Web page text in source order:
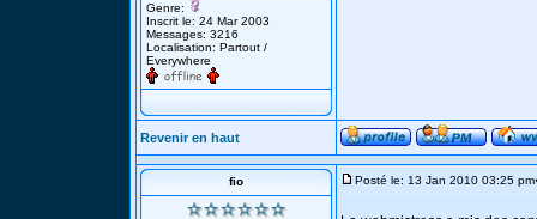
Genre:
Inscrit le: 24 Mar 2003
Messages: 3216
Localisation: Partout /
Everywhere
Revenir en haut
fio Posté le: 13 Jan 2010 03:25 pm